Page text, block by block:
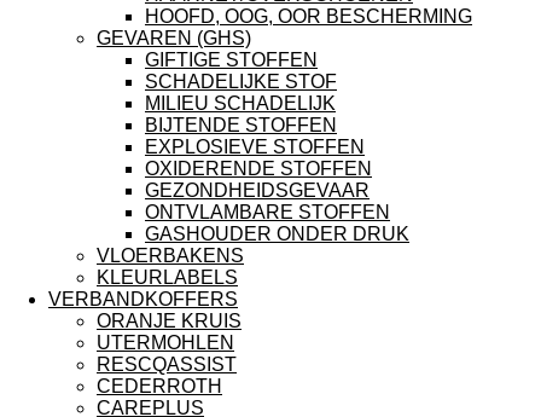
HOOFD, OOG, OOR BESCHERMING
GEVAREN (GHS)
GIFTIGE STOFFEN
SCHADELIJKE STOF
MILIEU SCHADELIJK
BIJTENDE STOFFEN
EXPLOSIEVE STOFFEN
OXIDERENDE STOFFEN
GEZONDHEIDSGEVAAR
ONTVLAMBARE STOFFEN
GASHOUDER ONDER DRUK
VLOERBAKENS
KLEURLABELS
VERBANDKOFFERS
ORANJE KRUIS
UTERMOHLEN
RESCQASSIST
CEDERROTH
CAREPLUS